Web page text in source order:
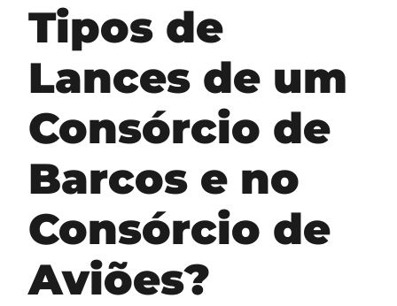
Tipos de
Lances de um
Consórcio de
Barcos e no
Consórcio de
Aviões?